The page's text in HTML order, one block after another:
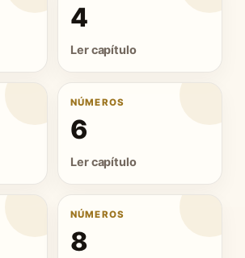
4
Ler capítulo
NÚMEROS
6
Ler capítulo
NÚMEROS
8